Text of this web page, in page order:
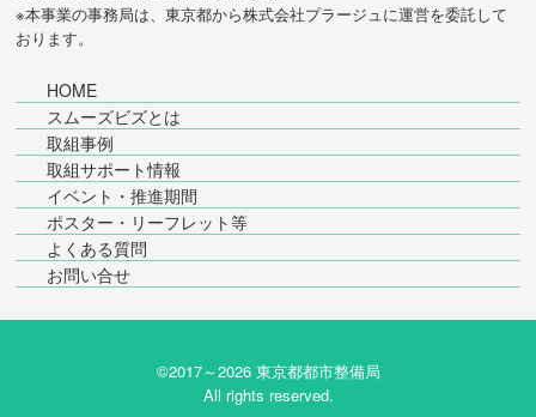
※本事業の事務局は、東京都から株式会社プラージュに運営を委託して
おります。
HOME
スムーズビズとは
取組事例
取組サポート情報
イベント・推進期間
ポスター・リーフレット等
よくある質問
お問い合せ
©2017～2026 東京都都市整備局
All rights reserved.